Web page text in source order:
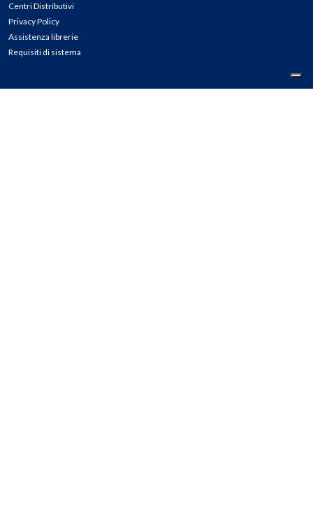
Centri Distributivi
Privacy Policy
Assistenza librerie
Requisiti di sistema
CONTATTI